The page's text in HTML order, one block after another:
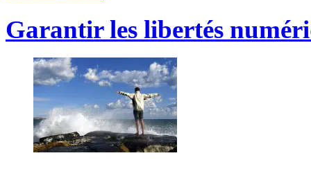
Garantir les libertés